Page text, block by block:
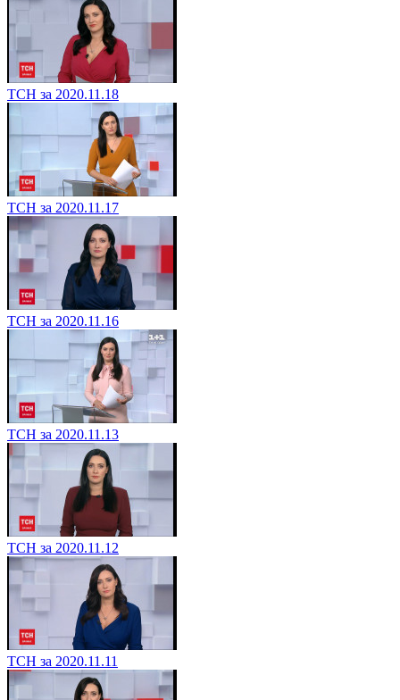
ТСН за 2020.11.18
ТСН за 2020.11.17
ТСН за 2020.11.16
ТСН за 2020.11.13
ТСН за 2020.11.12
ТСН за 2020.11.11